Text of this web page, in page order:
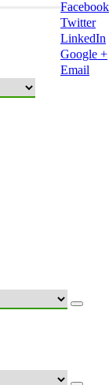
Facebook
Twitter
LinkedIn
Google +
Email